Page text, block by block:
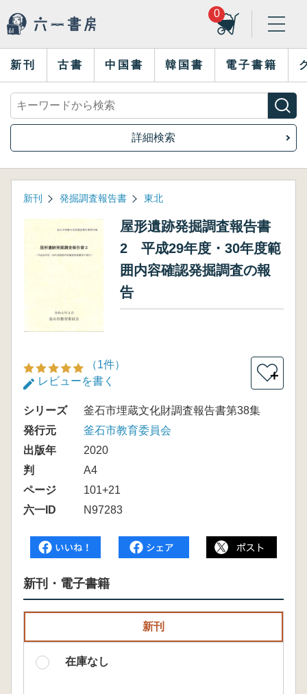
0
新刊 古書 中国書 韓国書 電子書籍
詳細検索
新刊 発掘調査報告書 東北
屋形遺跡発掘調査報告書
2 平成29年度・30年度範
囲内容確認発掘調査の報
告
（1件）
レビューを書く
＋
シリーズ
釜石市埋蔵文化財調査報告書第38集
発行元
釜石市教育委員会
出版年
2020
判
A4
ページ
101+21
六一ID
N97283
新刊・電子書籍
新刊
在庫なし